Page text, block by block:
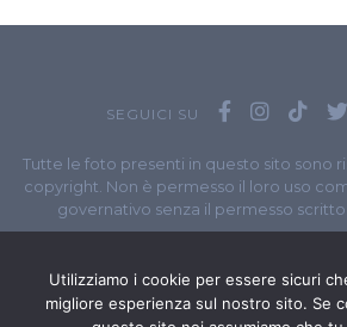
SEGUICI SU
Tutte le foto presenti in questo sito sono
copyright. Non è permesso il loro uso
governativo senza il permesso
// P.I. 11965351007
© Copyright 2020-2026 // Web
Utilizziamo i cookie per essere sicuri
migliore esperienza sul nostro sito. Se